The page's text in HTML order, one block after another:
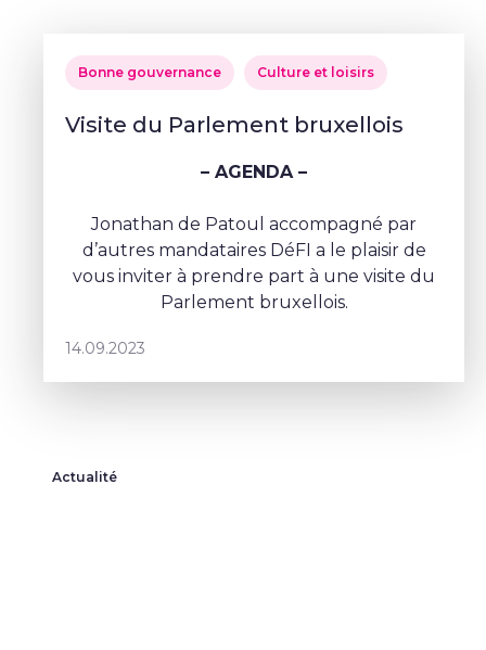
Bonne gouvernance Culture et loisirs
Visite du Parlement bruxellois
– AGENDA –
Jonathan de Patoul accompagné par
d’autres mandataires DéFI a le plaisir de
vous inviter à prendre part à une visite du
Parlement bruxellois.
14.09.2023
Actualité